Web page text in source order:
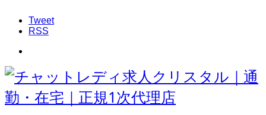
Tweet
RSS